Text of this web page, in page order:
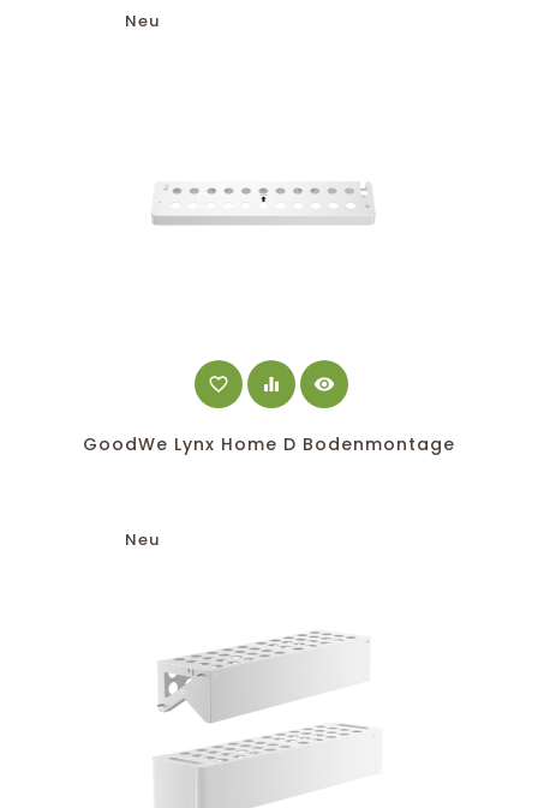
Neu
favorite_border equalizer visibility
GoodWe Lynx Home D Bodenmontage
Neu